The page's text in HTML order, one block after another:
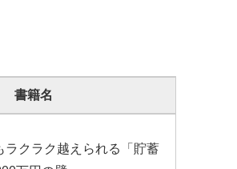
書籍名
ラクラク越えられる「貯蓄